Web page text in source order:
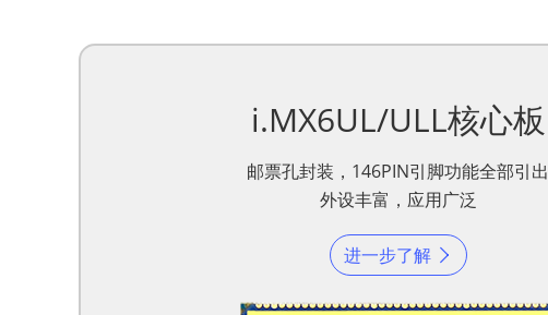
i.MX6UL/ULL核心板
邮票孔封装，146PIN引脚功能全部引出
外设丰富，应用广泛
进一步了解